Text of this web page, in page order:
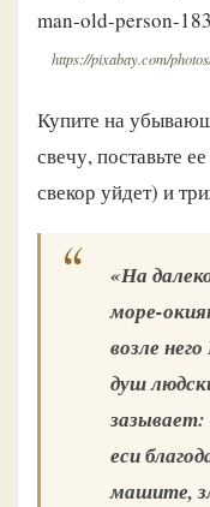
https://pixabay.com/
Купите на
свечу, поставьте
свекор уйдет) и
«На
море-
возле
душ
еси
машите,